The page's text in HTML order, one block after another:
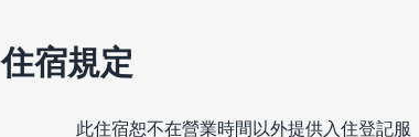
住宿規定
此住宿恕不在營業時間以外提供入住登記服